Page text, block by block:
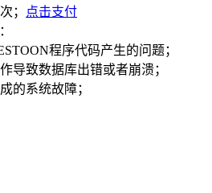
；
点击支付
程序代码产生的问题；
导致数据库出错或者崩溃；
的系统故障；